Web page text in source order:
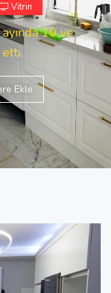
Vitrin
10 ve
Ekle